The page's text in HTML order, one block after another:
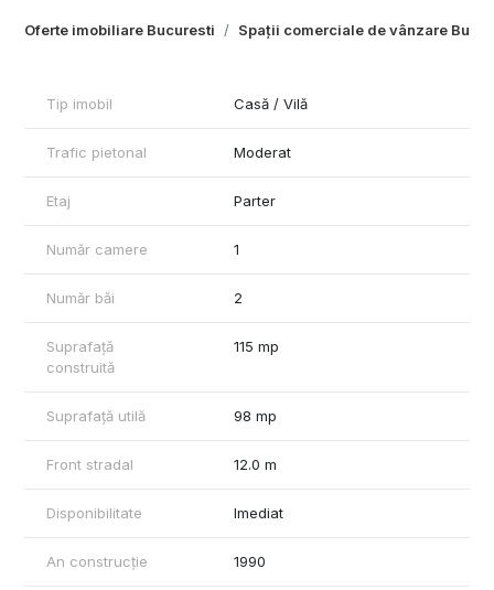
Oferte imobiliare Bucuresti Spații comerciale de vânzare
de 115 mp, fiind compartimentat eficient si beneficiind de acces
Proprietatea dispune de 1 grup sanitar si face parte dintr-o vila
individuala structurata pe 2 etaje.
O optiune potrivita pentru o activitate care are nevoie de o
locatie reprezentativa, accesibila si bine pozitionata.
Tip imobil Casă / Vilă
Trafic pietonal Moderat
Etaj Parter
Număr camere 1
Număr băi 2
Suprafață
construită
115 mp
Suprafață utilă 98 mp
Front stradal 12.0 m
Disponibilitate Imediat
An construcție 1990